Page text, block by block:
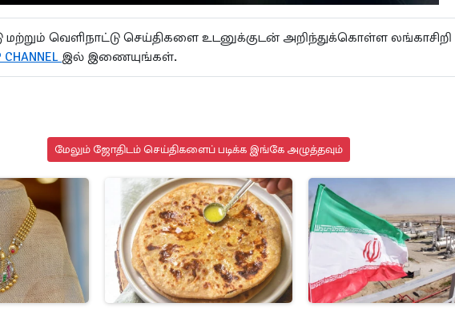
மற்றும் வெளிநாட்டு செய்திகளை உடனுக்குடன் அறிந்துக்கொள்ள லங்காசிறி
CHANNEL இல் இணையுங்கள்.
மேலும் ஜோதிடம் செய்திகளைப் படிக்க இங்கே அழுத்தவும்